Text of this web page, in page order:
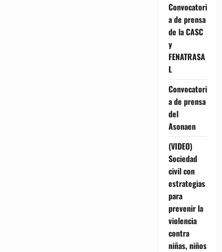
Convocatori
a de prensa
de la CASC
y
FENATRASA
L
Convocatori
a de prensa
del
Asonaen
(VIDEO)
Sociedad
civil con
estrategias
para
prevenir la
violencia
contra
niñas, niños